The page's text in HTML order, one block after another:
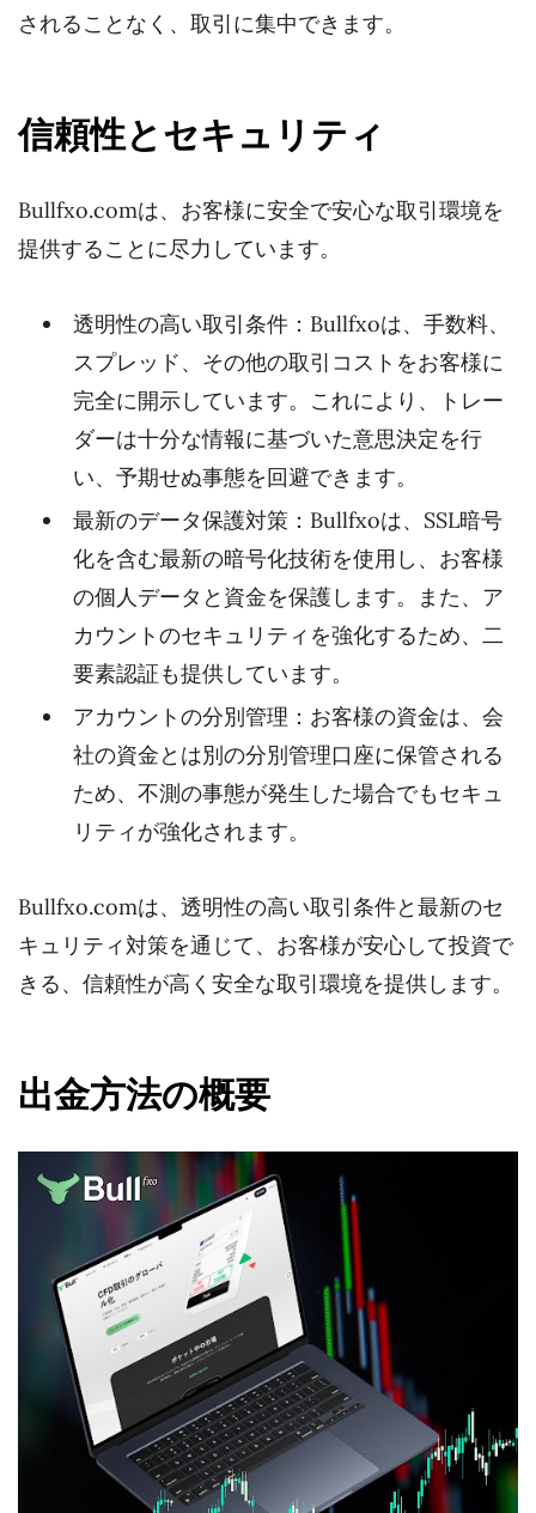
されることなく、取引に集中できます。
信頼性とセキュリティ
Bullfxo.comは、お客様に安全で安心な取引環境を
提供することに尽力しています。
透明性の高い取引条件：Bullfxoは、手数料、
スプレッド、その他の取引コストをお客様に
完全に開示しています。これにより、トレー
ダーは十分な情報に基づいた意思決定を行
い、予期せぬ事態を回避できます。
最新のデータ保護対策：Bullfxoは、SSL暗号
化を含む最新の暗号化技術を使用し、お客様
の個人データと資金を保護します。また、ア
カウントのセキュリティを強化するため、二
要素認証も提供しています。
アカウントの分別管理：お客様の資金は、会
社の資金とは別の分別管理口座に保管される
ため、不測の事態が発生した場合でもセキュ
リティが強化されます。
Bullfxo.comは、透明性の高い取引条件と最新のセ
キュリティ対策を通じて、お客様が安心して投資で
きる、信頼性が高く安全な取引環境を提供します。
出金方法の概要